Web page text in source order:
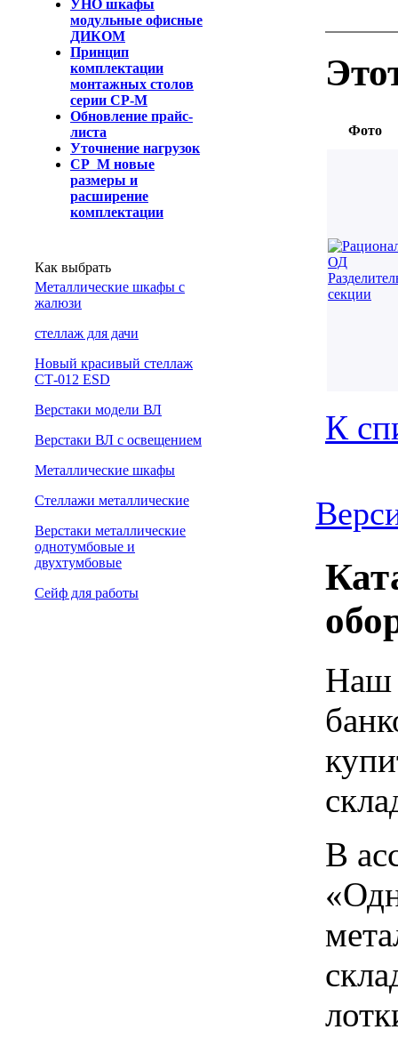
УНО шкафы
модульные офисные
ДИКОМ
Принцип
комплектации
монтажных столов
серии СР-М
Обновление прайс-
листа
Уточнение нагрузок
СР_М новые
размеры и
расширение
комплектации
Как выбрать
Металлические шкафы с
жалюзи
cтеллаж для дачи
Новый красивый стеллаж
СТ-012 ESD
Верстаки модели ВЛ
Верстаки ВЛ с освещением
Металлические шкафы
Стеллажи металлические
Верстаки металлические
однотумбовые и
двухтумбовые
Сейф для работы
Фото
К
Наш
В